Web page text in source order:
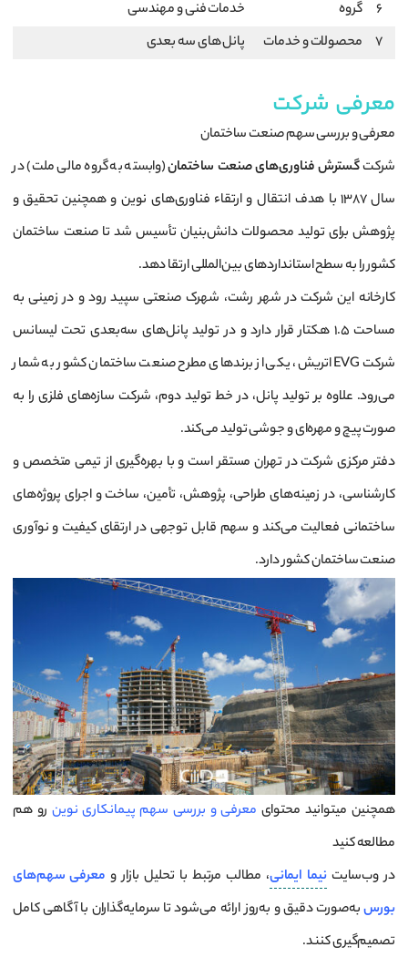
6
گروه
خدمات فنی و مهندسی
7
محصولات و خدمات پانل های سه بعدی
معرفی شرکت
معرفی و بررسی سهم صنعت ساختمان
شرکتگسترش فناوری‌های صنعت ساختمان(وابسته به گروه مالی ملت) در
سال ۱۳۸۷ با هدف انتقال و ارتقاء فناوری‌های نوین و همچنین تحقیق و
پژوهش برای تولید محصولات دانش‌بنیان تأسیس شد تا صنعت ساختمان
کشور را به سطح استانداردهای بین‌المللی ارتقا دهد.
کارخانه این شرکت در شهر رشت، شهرک صنعتی سپید رود و در زمینی به
مساحت ۱.۵ هکتار قرار دارد و در تولید پانل‌های سه‌بعدی تحت لیسانس
شرکت EVG اتریش، یکی از برندهای مطرح صنعت ساختمان کشور به شمار
می‌رود. علاوه بر تولید پانل، در خط تولید دوم، شرکت سازه‌های فلزی را به
صورت پیچ و مهره‌ای و جوشی تولید می‌کند.
دفتر مرکزی شرکت در تهران مستقر است و با بهره‌گیری از تیمی متخصص و
کارشناسی، در زمینه‌های طراحی، پژوهش، تأمین، ساخت و اجرای پروژه‌های
ساختمانی فعالیت می‌کند و سهم قابل توجهی در ارتقای کیفیت و نوآوری
صنعت ساختمان کشور دارد.
همچنین میتوانید محتوای معرفی و بررسی سهم پیمانکاری نوینرو هم
مطالعه کنید
در وب‌سایتنیما ایمانی، مطالب مرتبط با تحلیل بازار و معرفی سهم‌های
بورسبه‌صورت دقیق و به‌روز ارائه می‌شود تا سرمایه‌گذاران با آگاهی کامل
تصمیم‌گیری کنند.